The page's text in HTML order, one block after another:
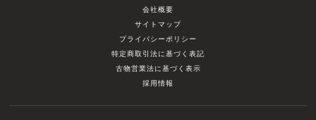
会社概要
サイトマップ
プライバシーポリシー
特定商取引法に基づく表記
古物営業法に基づく表示
採用情報